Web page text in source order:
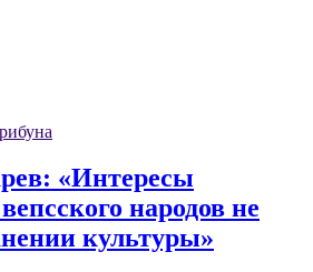
«Интересы
народов не
культуры»